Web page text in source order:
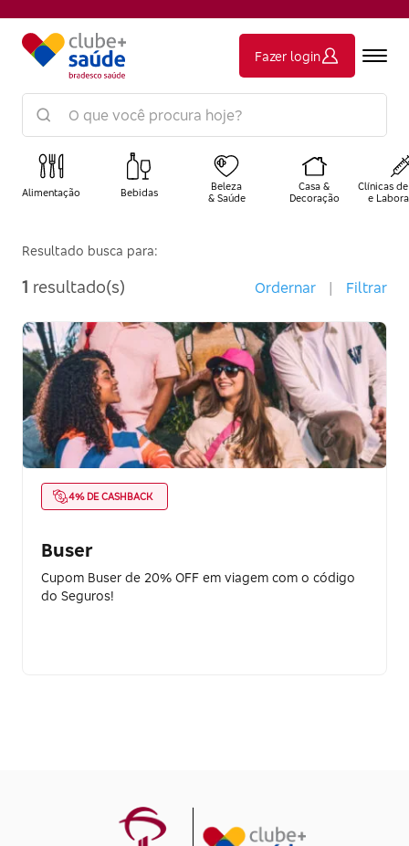
Fazer login
Alimentação Bebidas
Beleza
& Saúde
Casa &
Decoração
Clínicas
e
Resultado busca para:
1 resultado(s) Ordernar | Filtrar
4% DE CASHBACK
Buser
Cupom Buser de 20% OFF em viagem com o código
do Seguros!